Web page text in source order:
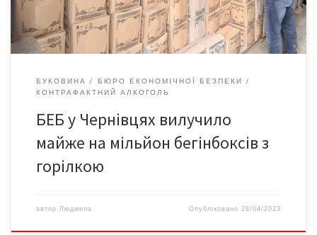
проведено низку обшуків за адресами зберігання […]
БУКОВИНА
БЮРО ЕКОНОМІЧНОЇ БЕЗПЕКИ
КОНТРАФАКТНИЙ АЛКОГОЛЬ
БЕБ у Чернівцях вилучило
майже на мільйон бегінбоксів з
горілкою
автор Людмила Опубліковано28/04/2023